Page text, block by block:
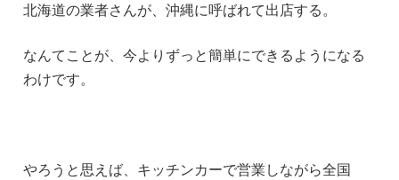
北海道の業者さんが、沖縄に呼ばれて出店する。
なんてことが、今よりずっと簡単にできるようになる
わけです。
やろうと思えば、キッチンカーで営業しながら全国